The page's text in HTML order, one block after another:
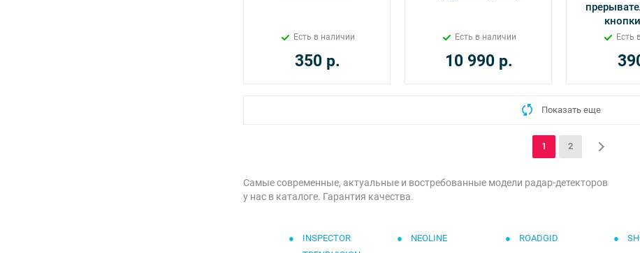
Есть в наличии
350р.
Есть в наличии
10 990р.
Есть
Показать еще
1 2
Самые современные, актуальные и востребованные модели радар-детекторов
у нас в каталоге. Гарантия качества.
INSPECTOR NEOLINE ROADGID